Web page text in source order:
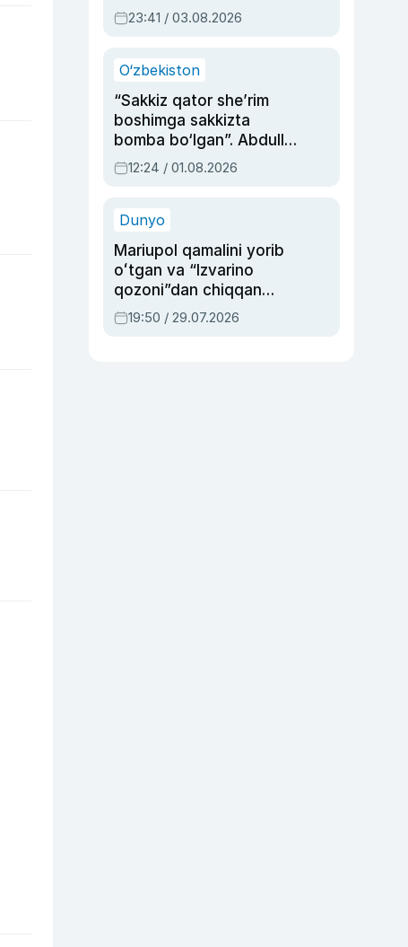
ayolga sud hukmi o‘qildi
23:41 / 03.08.2026
O‘zbekiston
“Sakkiz qator she’rim
boshimga sakkizta
bomba bo‘lgan”. Abdulla
Oripovni siyosiy
ayblovlardan asrab
12:24 / 01.08.2026
Dunyo
Mariupol qamalini yorib
oʻtgan va “Izvarino
qozoni”dan chiqqan
qahramon — Ukraina
armiyasi bosh
19:50 / 29.07.2026